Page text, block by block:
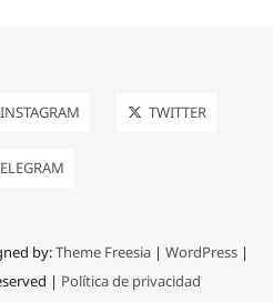
INSTAGRAM TWITTER
by:Theme Freesia| WordPress|
| Política de privacidad